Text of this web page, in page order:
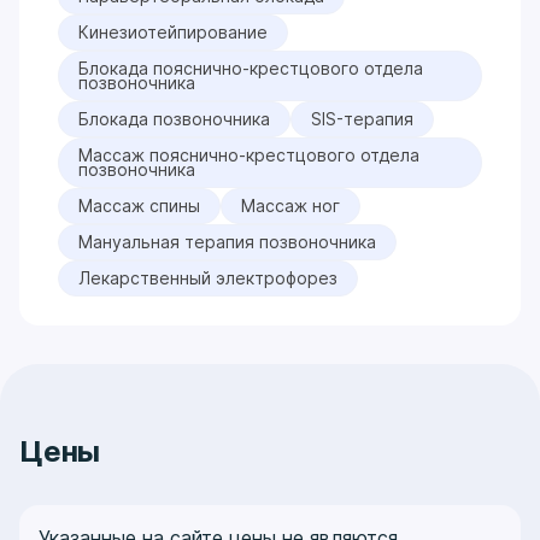
Кинезиотейпирование
Блокада пояснично-крестцового отдела
позвоночника
Блокада позвоночника
SIS-терапия
Массаж пояснично-крестцового отдела
позвоночника
Массаж спины
Массаж ног
Мануальная терапия позвоночника
Лекарственный электрофорез
Цены